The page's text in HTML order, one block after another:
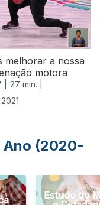
melhorar a nossa
motora
27 min. |
Ano (2020-